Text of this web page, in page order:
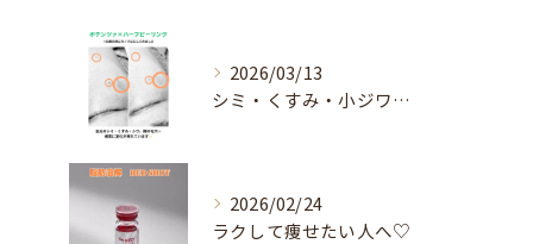
2026/03/13
シミ・くすみ・小ジワ・毛穴🌀
2026/02/24
ラクして痩せたい人へ♡